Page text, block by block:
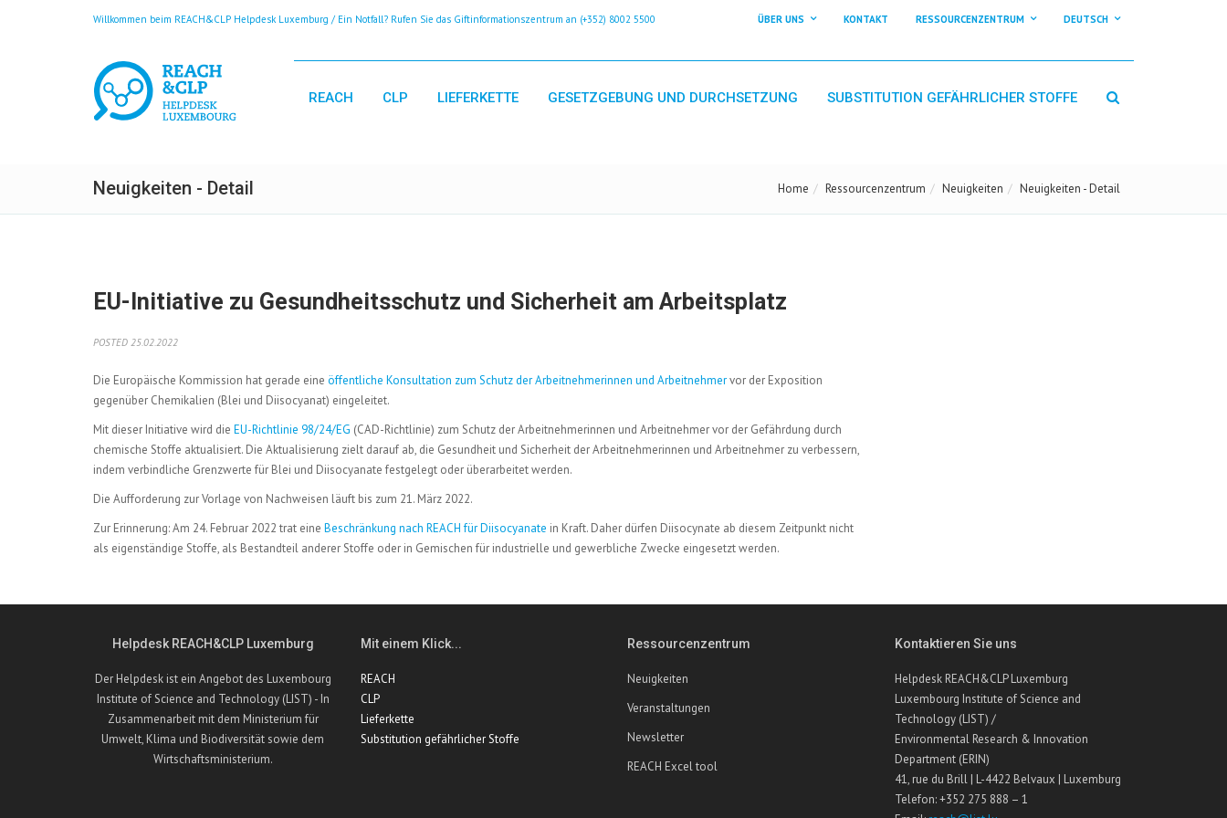
Willkommen beim REACH&CLP Helpdesk Luxemburg / Ein Notfall? Rufen Sie das Giftinformationszentrum an (+352) 8002 5500 ÜBER UNS KONTAKT RESSOURCENZENTRUM DEUTSCH
REACH CLP LIEFERKETTE GESETZGEBUNG UND DURCHSETZUNG SUBSTITUTION GEFÄHRLICHER STOFFE
Neuigkeiten - Detail Home Ressourcenzentrum Neuigkeiten Neuigkeiten - Detail
EU-Initiative zu Gesundheitsschutz und Sicherheit am Arbeitsplatz
POSTED 25.02.2022
Die Europäische Kommission hat gerade eine öffentliche Konsultation zum Schutz der Arbeitnehmerinnen und Arbeitnehmervor der Exposition
gegenüber Chemikalien (Blei und Diisocyanat) eingeleitet.
Mit dieser Initiative wird die EU-Richtlinie 98/24/EG (CAD-Richtlinie) zum Schutz der Arbeitnehmerinnen und Arbeitnehmer vor der Gefährdung durch
chemische Stoffe aktualisiert. Die Aktualisierung zielt darauf ab, die Gesundheit und Sicherheit der Arbeitnehmerinnen und Arbeitnehmer zu verbessern,
indem verbindliche Grenzwerte für Blei und Diisocyanate festgelegt oder überarbeitet werden.
Die Aufforderung zur Vorlage von Nachweisen läuft bis zum 21. März 2022.
Zur Erinnerung: Am 24. Februar 2022 trat eine Beschränkung nach REACH für Diisocyanate in Kraft. Daher dürfen Diisocynate ab diesem Zeitpunkt nicht
als eigenständige Stoffe, als Bestandteil anderer Stoffe oder in Gemischen für industrielle und gewerbliche Zwecke eingesetzt werden.
Helpdesk REACH&CLP Luxemburg
Der Helpdesk ist ein Angebot des Luxembourg
Institute of Science and Technology (LIST) - In
Zusammenarbeit mit dem Ministerium für
Umwelt, Klima und Biodiversität sowie dem
Wirtschaftsministerium.
Mit einem Klick...
REACH
CLP
Lieferkette
Substitution gefährlicher Stoffe
Ressourcenzentrum
Neuigkeiten
Veranstaltungen
Newsletter
REACH Excel tool
Kontaktieren Sie uns
Helpdesk REACH&CLP Luxemburg
Luxembourg Institute of Science and
Technology (LIST) /
Environmental Research & Innovation
Department (ERIN)
41, rue du Brill | L-4422 Belvaux | Luxemburg
Telefon: +352 275 888 – 1